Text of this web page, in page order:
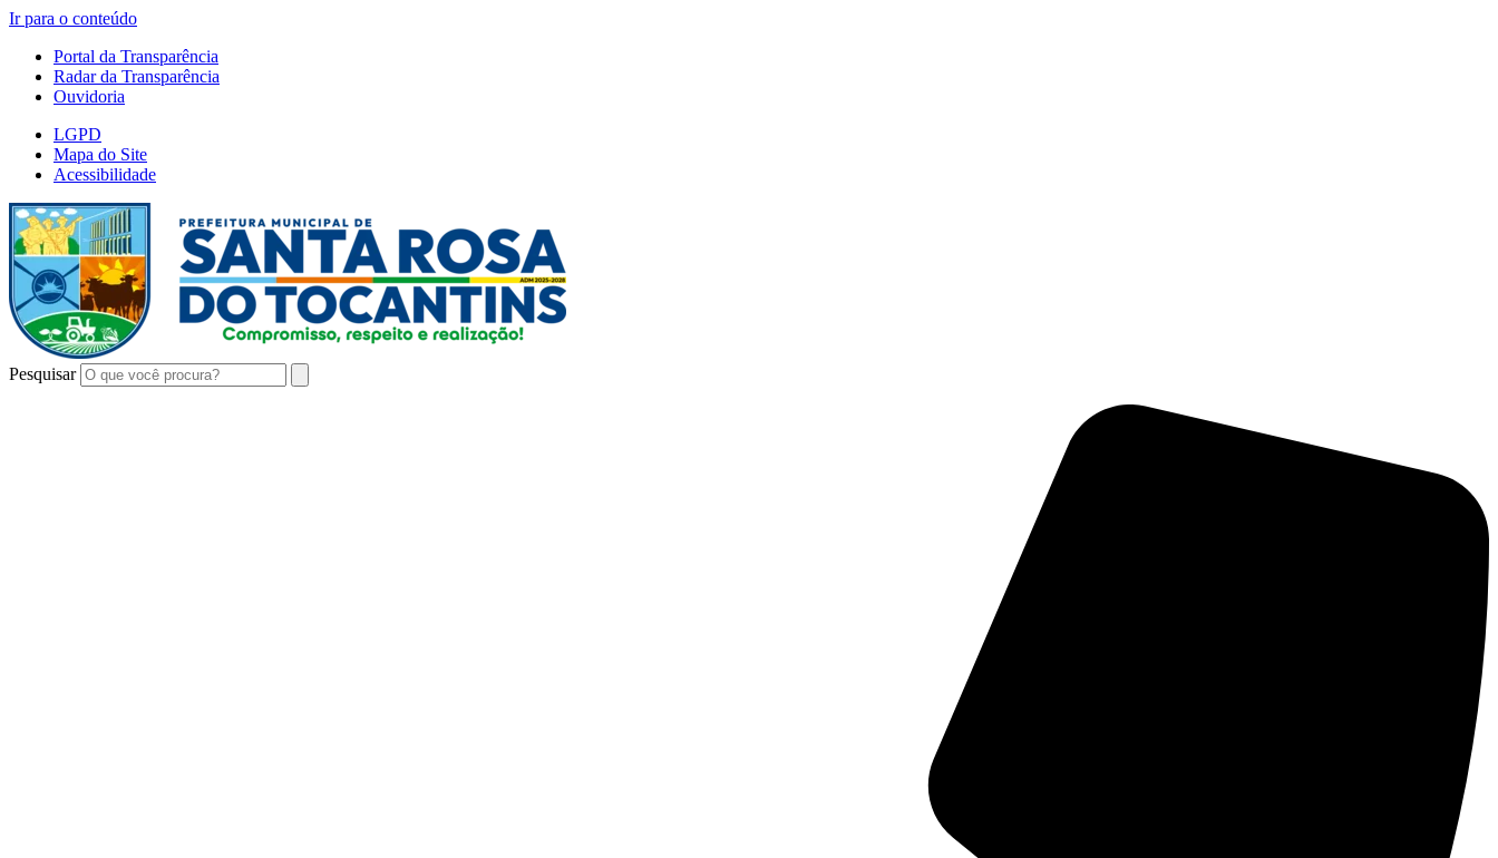
Ir para o conteúdo
Portal da Transparência
Radar da Transparência
Ouvidoria
LGPD
Mapa do Site
Acessibilidade
Pesquisar